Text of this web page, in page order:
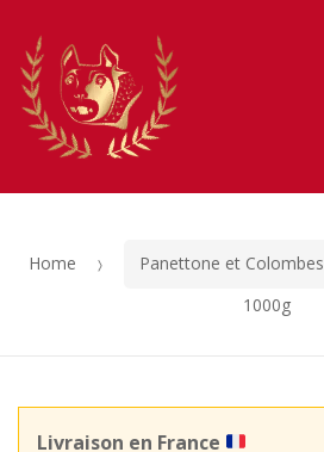
Skip
to
navigation
Skip
to
content
Home Panettone et Colombes
1000g
Livraison en France